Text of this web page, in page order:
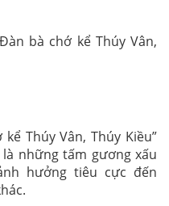
bà chớ kể Thúy Vân,
Thúy Vân, Thúy Kiều”
là những tấm gương xấu
hưởng tiêu cực đến